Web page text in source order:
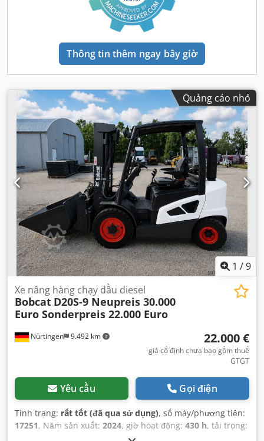
Thông tin thêm ngay bây giờ
Quảng cáo nhỏ
1 /9
Nürtingen 9.492 km
Xe nâng hàng chạy dầu diesel
Bobcat D20S-9 Neupreis 30.000
Euro Sonderpreis 22.000 Euro
22.000 €
giá cố định chưa bao gồm thuế
GTGT
Yêu cầu Gọi điện
Tình trạng: rất tốt (đã qua sử dụng), số máy/phương tiện:
17251, Năm sản xuất: 2024, giờ hoạt động: 430 h, tải trọng:
4.730 mm